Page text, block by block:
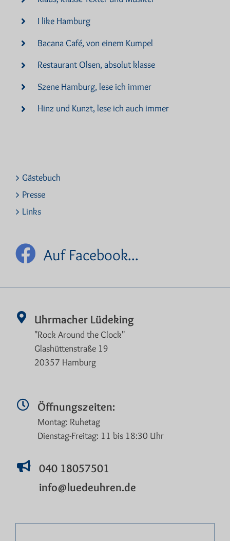
I like Hamburg
Bacana Café, von einem Kumpel
Restaurant Olsen, absolut klasse
Szene Hamburg, lese ich immer
Hinz und Kunzt, lese ich auch immer
Gästebuch
Presse
Links
Auf Facebook...
Uhrmacher Lüdeking
"Rock Around the Clock"
Glashüttenstraße 19
20357 Hamburg
Öffnungszeiten:
Montag: Ruhetag
Dienstag-Freitag: 11 bis 18:30 Uhr
040 18057501
info@luedeuhren.de